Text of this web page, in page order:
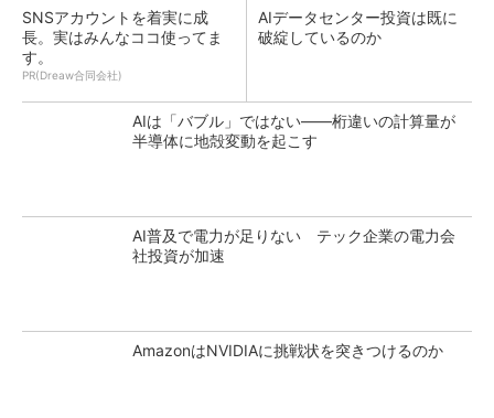
SNSアカウントを着実に成
長。実はみんなココ使ってま
す。
PR(Dreaw合同会社)
AIデータセンター投資は既に
破綻しているのか
AIは「バブル」ではない――桁違いの計算量が
半導体に地殻変動を起こす
AI普及で電力が足りない テック企業の電力会
社投資が加速
AmazonはNVIDIAに挑戦状を突きつけるのか